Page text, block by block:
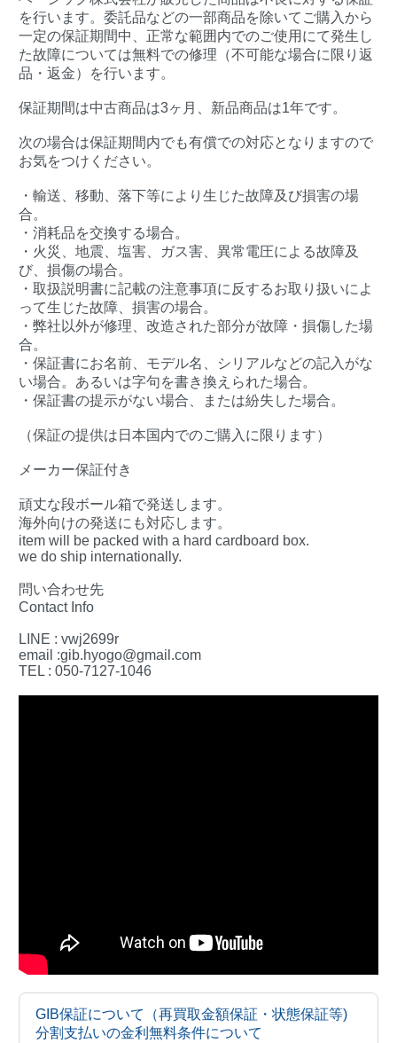
を行います。委託品などの一部商品を除いてご購入から
一定の保証期間中、正常な範囲内でのご使用にて発生し
た故障については無料での修理（不可能な場合に限り返
品・返金）を行います。
保証期間は中古商品は3ヶ月、新品商品は1年です。
次の場合は保証期間内でも有償での対応となりますので
お気をつけください。
・輸送、移動、落下等により生じた故障及び損害の場
合。
・消耗品を交換する場合。
・火災、地震、塩害、ガス害、異常電圧による故障及
び、損傷の場合。
・取扱説明書に記載の注意事項に反するお取り扱いによ
って生じた故障、損害の場合。
・弊社以外が修理、改造された部分が故障・損傷した場
合。
・保証書にお名前、モデル名、シリアルなどの記入がな
い場合。あるいは字句を書き換えられた場合。
・保証書の提示がない場合、または紛失した場合。
（保証の提供は日本国内でのご購入に限ります）
メーカー保証付き
頑丈な段ボール箱で発送します。
海外向けの発送にも対応します。
item will be packed with a hard cardboard box.
we do ship internationally.
問い合わせ先
Contact Info
LINE : vwj2699r
email :gib.hyogo@gmail.com
TEL : 050-7127-1046
GIB保証について（再買取金額保証・状態保証等)
分割支払いの金利無料条件について